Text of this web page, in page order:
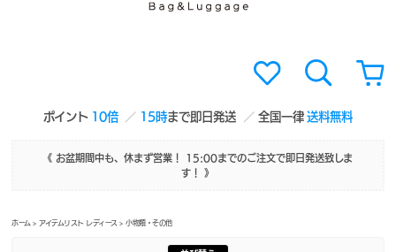
ポイント 10倍 15時まで即日発送 全国一律送料無料
《 お盆期間中も、休まず営業！ 15:00までのご注文で即日発送致しま
す！ 》
ホーム >アイテムリスト レディース > 小物類・その他